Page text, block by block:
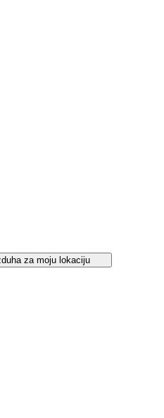
za moju lokaciju